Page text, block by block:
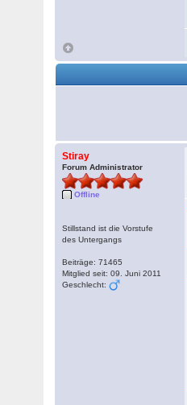
Stiray
Forum Administrator
Offline
Stillstand ist die Vorstufe
des Untergangs
Beiträge: 71465
Mitglied seit: 09. Juni 2011
Geschlecht: